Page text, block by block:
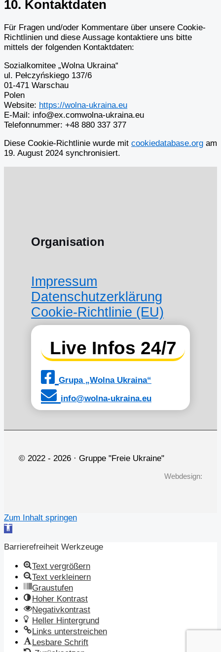
10. Kontaktdaten
Für Fragen und/oder Kommentare über unsere Cookie-
Richtlinien und diese Aussage kontaktiere uns bitte
mittels der folgenden Kontaktdaten:
Sozialkomitee „Wolna Ukraina“
ul. Pełczyńskiego 137/6
01-471 Warschau
Polen
Website: https://wolna-ukraina.eu
E-Mail: info@ex.comwolna-ukraina.eu
Telefonnummer: +48 880 337 377
Diese Cookie-Richtlinie wurde mit cookiedatabase.org am
19. August 2024 synchronisiert.
Organisation
Impressum
Datenschutzerklärung
Cookie-Richtlinie (EU)
Live Infos 24/7
Grupa „Wolna Ukraina“
info@wolna-ukraina.eu
© 2022 - 2026 · Gruppe "Freie Ukraine"
Webdesign:
Zum Inhalt springen
Werkzeugleiste
Barrierefreiheit Werkzeuge
Text vergrößern
Text verkleinern
Graustufen
Hoher Kontrast
Negativkontrast
Heller Hintergrund
Links unterstreichen
Lesbare Schrift